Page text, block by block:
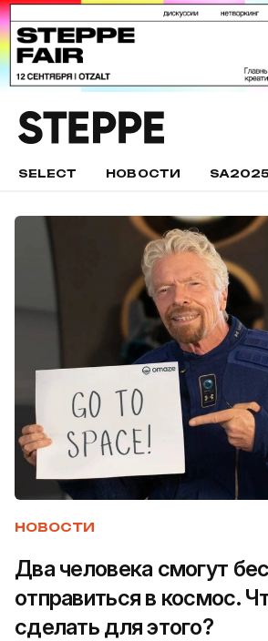
SELECT НОВОСТИ
НОВОСТИ
Два человека смогут
отправиться в космос.
сделать для этого?